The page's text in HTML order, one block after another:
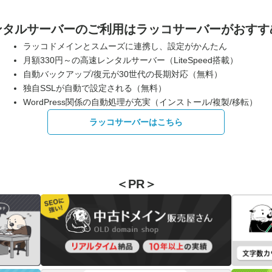
ルサーバーのご利用はラッコサーバーがおす
ラッコドメインとスムーズに連携し、設定がかんたん
月額330円～の高速レンタルサーバー（LiteSpeed搭載）
自動バックアップ/復元が30世代の長期対応（無料）
独自SSLが自動で設定される（無料）
WordPress関係の自動処理が充実（インストール/複製/移転）
ラッコサーバーはこちら
＜PR＞